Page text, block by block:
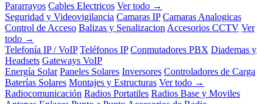
Pararrayos Cables Electricos Ver todo →
Seguridad y Videovigilancia Camaras IP Camaras Analogicas
Control de Acceso Balizas y Senalizacion Accesorios CCTV Ver
todo →
Telefonía IP / VoIP Teléfonos IP Conmutadores PBX Diademas y
Headsets Gateways VoIP
Energía Solar Paneles Solares Inversores Controladores de Carga
Baterías Solares Montajes y Estructuras Ver todo →
Radiocomunicación Radios Portatiles Radios Base y Moviles